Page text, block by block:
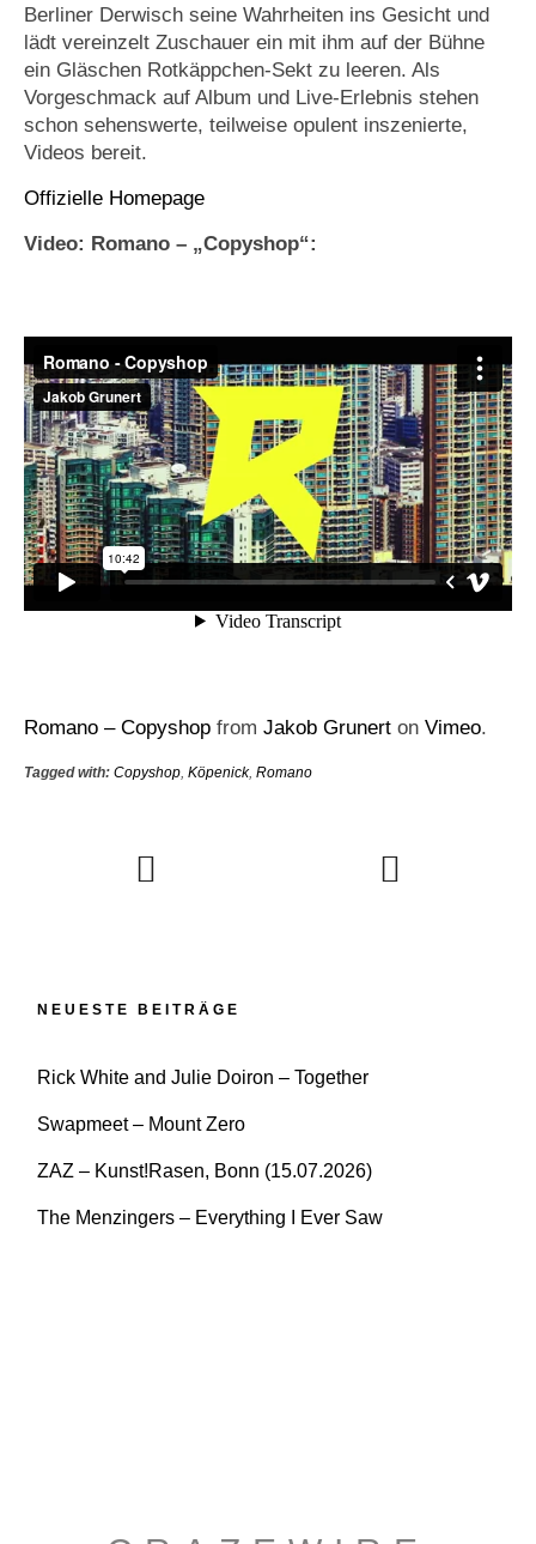
Berliner Derwisch seine Wahrheiten ins Gesicht und
lädt vereinzelt Zuschauer ein mit ihm auf der Bühne
ein Gläschen Rotkäppchen-Sekt zu leeren. Als
Vorgeschmack auf Album und Live-Erlebnis stehen
schon sehenswerte, teilweise opulent inszenierte,
Videos bereit.
Offizielle Homepage
Video: Romano – „Copyshop“:
Romano – Copyshop from Jakob Grunert on Vimeo.
Tagged with: Copyshop, Köpenick, Romano
NEUESTE BEITRÄGE
Rick White and Julie Doiron – Together
Swapmeet – Mount Zero
ZAZ – Kunst!Rasen, Bonn (15.07.2026)
The Menzingers – Everything I Ever Saw